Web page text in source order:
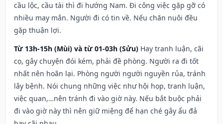
cầu lộc, cầu tài thì đi hướng Nam. Đi công việc gặp gỡ có
nhiều may mắn. Người đi có tin về. Nếu chăn nuôi đều
gặp thuận lợi.
Từ 13h-15h (Mùi) và từ 01-03h (Sửu) Hay tranh luận, cãi
cọ, gây chuyện đói kém, phải đề phòng. Người ra đi tốt
nhất nên hoãn lại. Phòng người người nguyền rủa, tránh
lây bệnh. Nói chung những việc như hội họp, tranh luận,
việc quan,…nên tránh đi vào giờ này. Nếu bắt buộc phải
đi vào giờ này thì nên giữ miệng để hạn ché gây ẩu đả